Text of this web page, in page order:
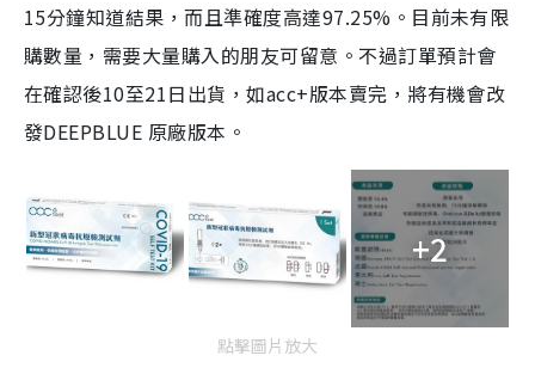
15分鐘知道結果，而且準確度高達97.25%。目前未有限
購數量，需要大量購入的朋友可留意。不過訂單預計會
在確認後10至21日出貨，如acc+版本賣完，將有機會改
發DEEPBLUE 原廠版本。
+2
點擊圖片放大